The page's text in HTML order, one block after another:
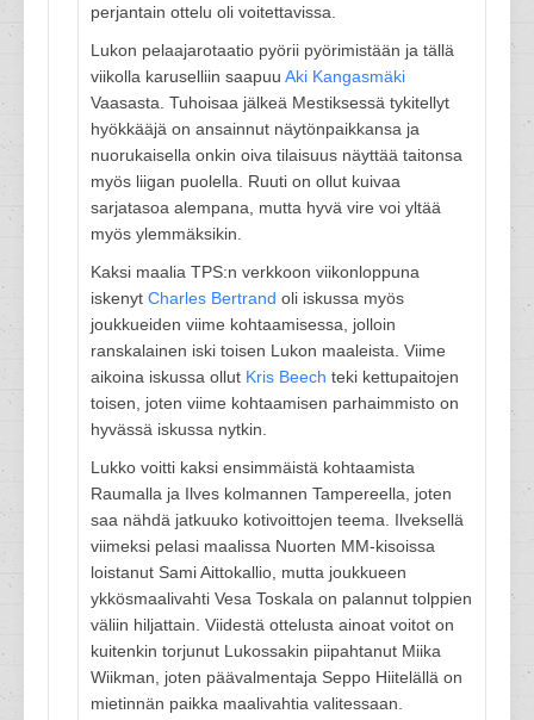
perjantain ottelu oli voitettavissa.
Lukon pelaajarotaatio pyörii pyörimistään ja tällä
viikolla karuselliin saapuu Aki Kangasmäki
Vaasasta. Tuhoisaa jälkeä Mestiksessä tykitellyt
hyökkääjä on ansainnut näytönpaikkansa ja
nuorukaisella onkin oiva tilaisuus näyttää taitonsa
myös liigan puolella. Ruuti on ollut kuivaa
sarjatasoa alempana, mutta hyvä vire voi yltää
myös ylemmäksikin.
Kaksi maalia TPS:n verkkoon viikonloppuna
iskenyt Charles Bertrand oli iskussa myös
joukkueiden viime kohtaamisessa, jolloin
ranskalainen iski toisen Lukon maaleista. Viime
aikoina iskussa ollut Kris Beech teki kettupaitojen
toisen, joten viime kohtaamisen parhaimmisto on
hyvässä iskussa nytkin.
Lukko voitti kaksi ensimmäistä kohtaamista
Raumalla ja Ilves kolmannen Tampereella, joten
saa nähdä jatkuuko kotivoittojen teema. Ilveksellä
viimeksi pelasi maalissa Nuorten MM-kisoissa
loistanut Sami Aittokallio, mutta joukkueen
ykkösmaalivahti Vesa Toskala on palannut tolppien
väliin hiljattain. Viidestä ottelusta ainoat voitot on
kuitenkin torjunut Lukossakin piipahtanut Miika
Wiikman, joten päävalmentaja Seppo Hiitelällä on
mietinnän paikka maalivahtia valitessaan.